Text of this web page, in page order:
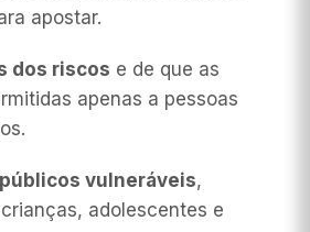
apostar.
dos riscos e de que as
apenas a pessoas
vulneráveis,
adolescentes e